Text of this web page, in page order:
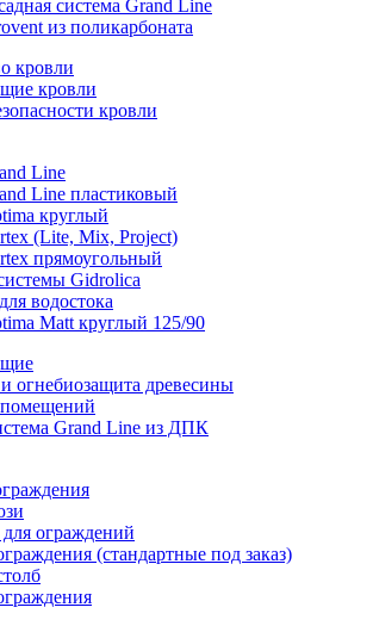
система Grand Line
из поликарбоната
кровли
кровли
кровли
Line
Line пластиковый
круглый
(Lite, Mix, Project)
прямоугольный
Gidrolica
водостока
Matt круглый 125/90
огнебиозащита древесины
Grand Line из ДПК
ограждений
(стандартные под заказ)